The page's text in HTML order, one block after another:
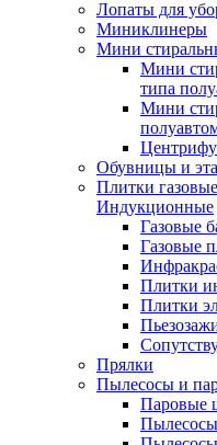
Лопаты для
Миниклинеры
Мини
Мини
типа
Мини
Обувницы и
Плитки
Индукционные
Газовые
Газовые
Плитки
Плитки
Прялки
Пылесосы и
Паровые